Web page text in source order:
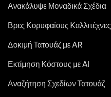
Ανακάλυψε Μοναδικά Σχέδια
Βρες Κορυφαίους Καλλιτέχνες
Δοκιμή Τατουάζ με AR
Εκτίμηση Κόστους με AI
Αναζήτηση Σχεδίων Τατουάζ